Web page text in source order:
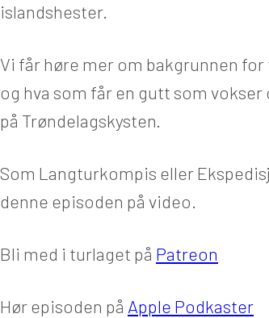
islandshester.
Vi får høre mer om bakgrunnen
og hva som får en gutt som
på Trøndelagskysten.
Som Langturkompis eller
denne episoden på video.
Bli med i turlaget på Patreon
Hør episoden på Apple Podkaster